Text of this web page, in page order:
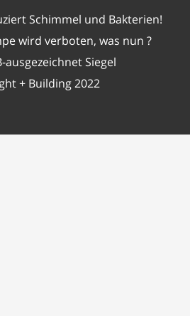
Schimmel und Bakterien!
wird verboten, was nun ?
ausgezeichnet Siegel
+ Building 2022